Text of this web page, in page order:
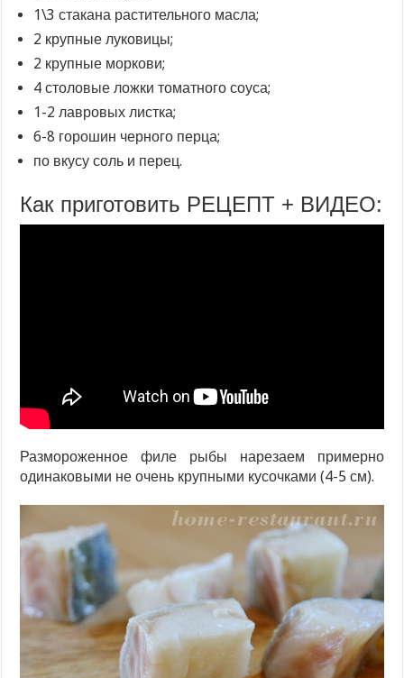
1\3 стакана растительного масла;
2 крупные луковицы;
2 крупные моркови;
4 столовые ложки томатного соуса;
1-2 лавровых листка;
6-8 горошин черного перца;
по вкусу соль и перец.
Как приготовить РЕЦЕПТ + ВИДЕО:
Размороженное филе рыбы нарезаем примерно
одинаковыми не очень крупными кусочками (4-5 см).